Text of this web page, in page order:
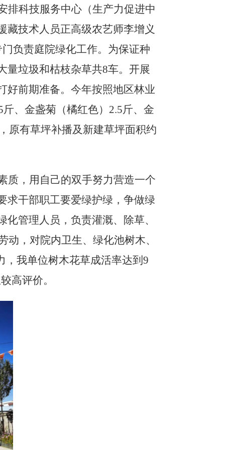
排科技服务中心（生产力促进中
藏技术人员正高级农艺师李增义
负责庭院绿化工作。为保证种
量垃圾和枯枝杂草共8车。开展
好前期准备。今年按照地区林业
、金盏菊（橘红色）2.5斤、金
原有草坪补播及新建草坪面积约
质，用自己的双手努力营造一个
求干部职工要爱绿护绿，争做绿
管理人员，负责灌溉、除草、
动，对院内卫生、绿化池树木、
，我单位树木花草成活率达到9
高评价。